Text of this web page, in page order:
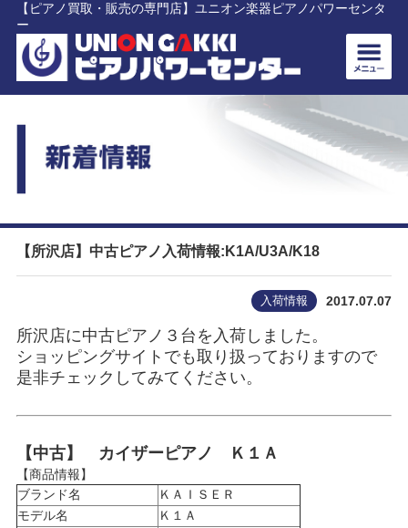
【ピアノ買取・販売の専門店】ユニオン楽器ピアノパワーセンタ
ー
【所沢店】中古ピアノ入荷情報:K1A/U3A/K18
入荷情報 2017.07.07
所沢店に中古ピアノ３台を入荷しました。
ショッピングサイトでも取り扱っておりますので
是非チェックしてみてください。
【中古】 カイザーピアノ Ｋ１Ａ
【商品情報】
ブランド名
ＫＡＩＳＥＲ
モデル名
Ｋ１Ａ